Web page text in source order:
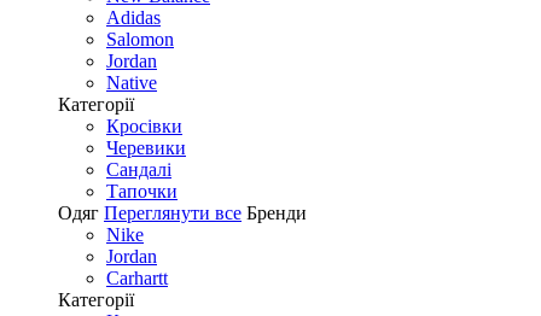
Adidas
Salomon
Jordan
Native
Категорії
Кросівки
Черевики
Сандалі
Tапочки
Одяг Переглянути все Бренди
Nike
Jordan
Carhartt
Категорії